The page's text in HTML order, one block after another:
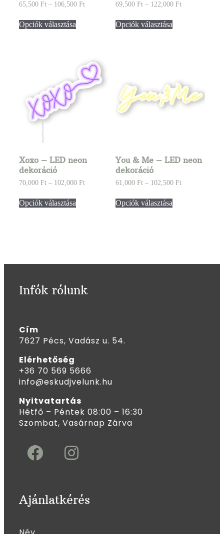
65,500 Ft – 106,500 Ft
Opciók választása
69,500Ft – 122,000Ft
Opciók választása
Xoxo – LED neon
dekoráció
70,000 Ft – 102,000 Ft
Opciók választása
You & Me – LED neon
dekoráció
61,000Ft – 102,500Ft
Opciók választása
Infók rólunk
Cím
7627 Pécs, Vadász u. 54.
Elérhetőség
+36 70 569 5666
info@eskudjvelunk.hu
Nyitvatartás
Hétfő – Péntek 08:00 – 16:30
Szombat, Vasárnap Zárva
Ajánlatkérés